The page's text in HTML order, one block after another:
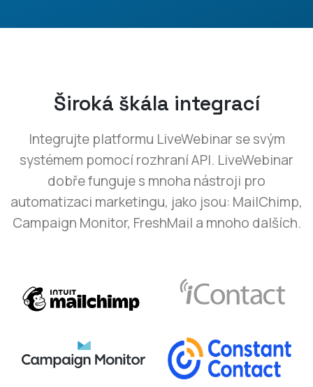
Široká škála integrací
Integrujte platformu LiveWebinar se svým
systémem pomocí rozhraní API. LiveWebinar
dobře funguje s mnoha nástroji pro
automatizaci marketingu, jako jsou: MailChimp,
Campaign Monitor, FreshMail a mnoho dalších.